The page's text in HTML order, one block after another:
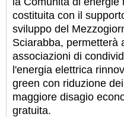
costituita con il
sviluppo del
Sciarabba, permetterà
associazioni di
l'energia elettrica
green con riduzione
maggiore disagio
gratuita.